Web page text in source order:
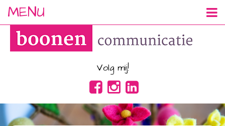
Volg mij!
MENU